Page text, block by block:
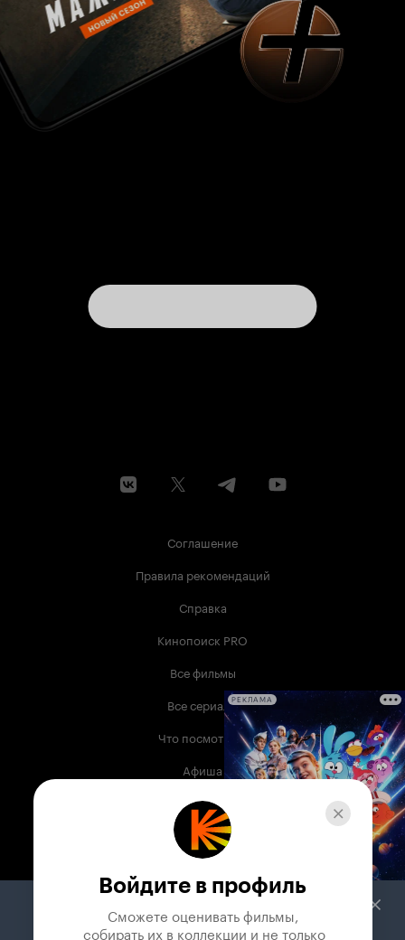
Соглашение
Правила рекомендаций
Справка
Кинопоиск PRO
Все фильмы
Все сериалы
Что посмотреть
Афиша
Музыка
Телепрограмма
Служба поддержки
РЕКЛАМА
Войдите в профиль
Сможете оценивать фильмы,
собирать их в коллекции и не только